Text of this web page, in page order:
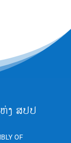
ງ ສປປ
OF